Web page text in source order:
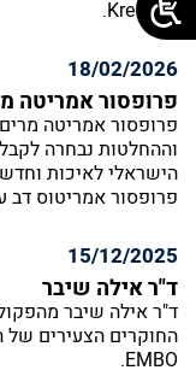
Kreis eV.
18/02/2026
פרופסור אמריטה
פרופסור אמריטה
וההחלטות נבחרה
הישראלי לאיכות
פרופסור אמריטוס דב
15/12/2025
ד"ר אילה שיבר
ד"ר אילה שיבר
החוקרים הצעירים של
EMBO.